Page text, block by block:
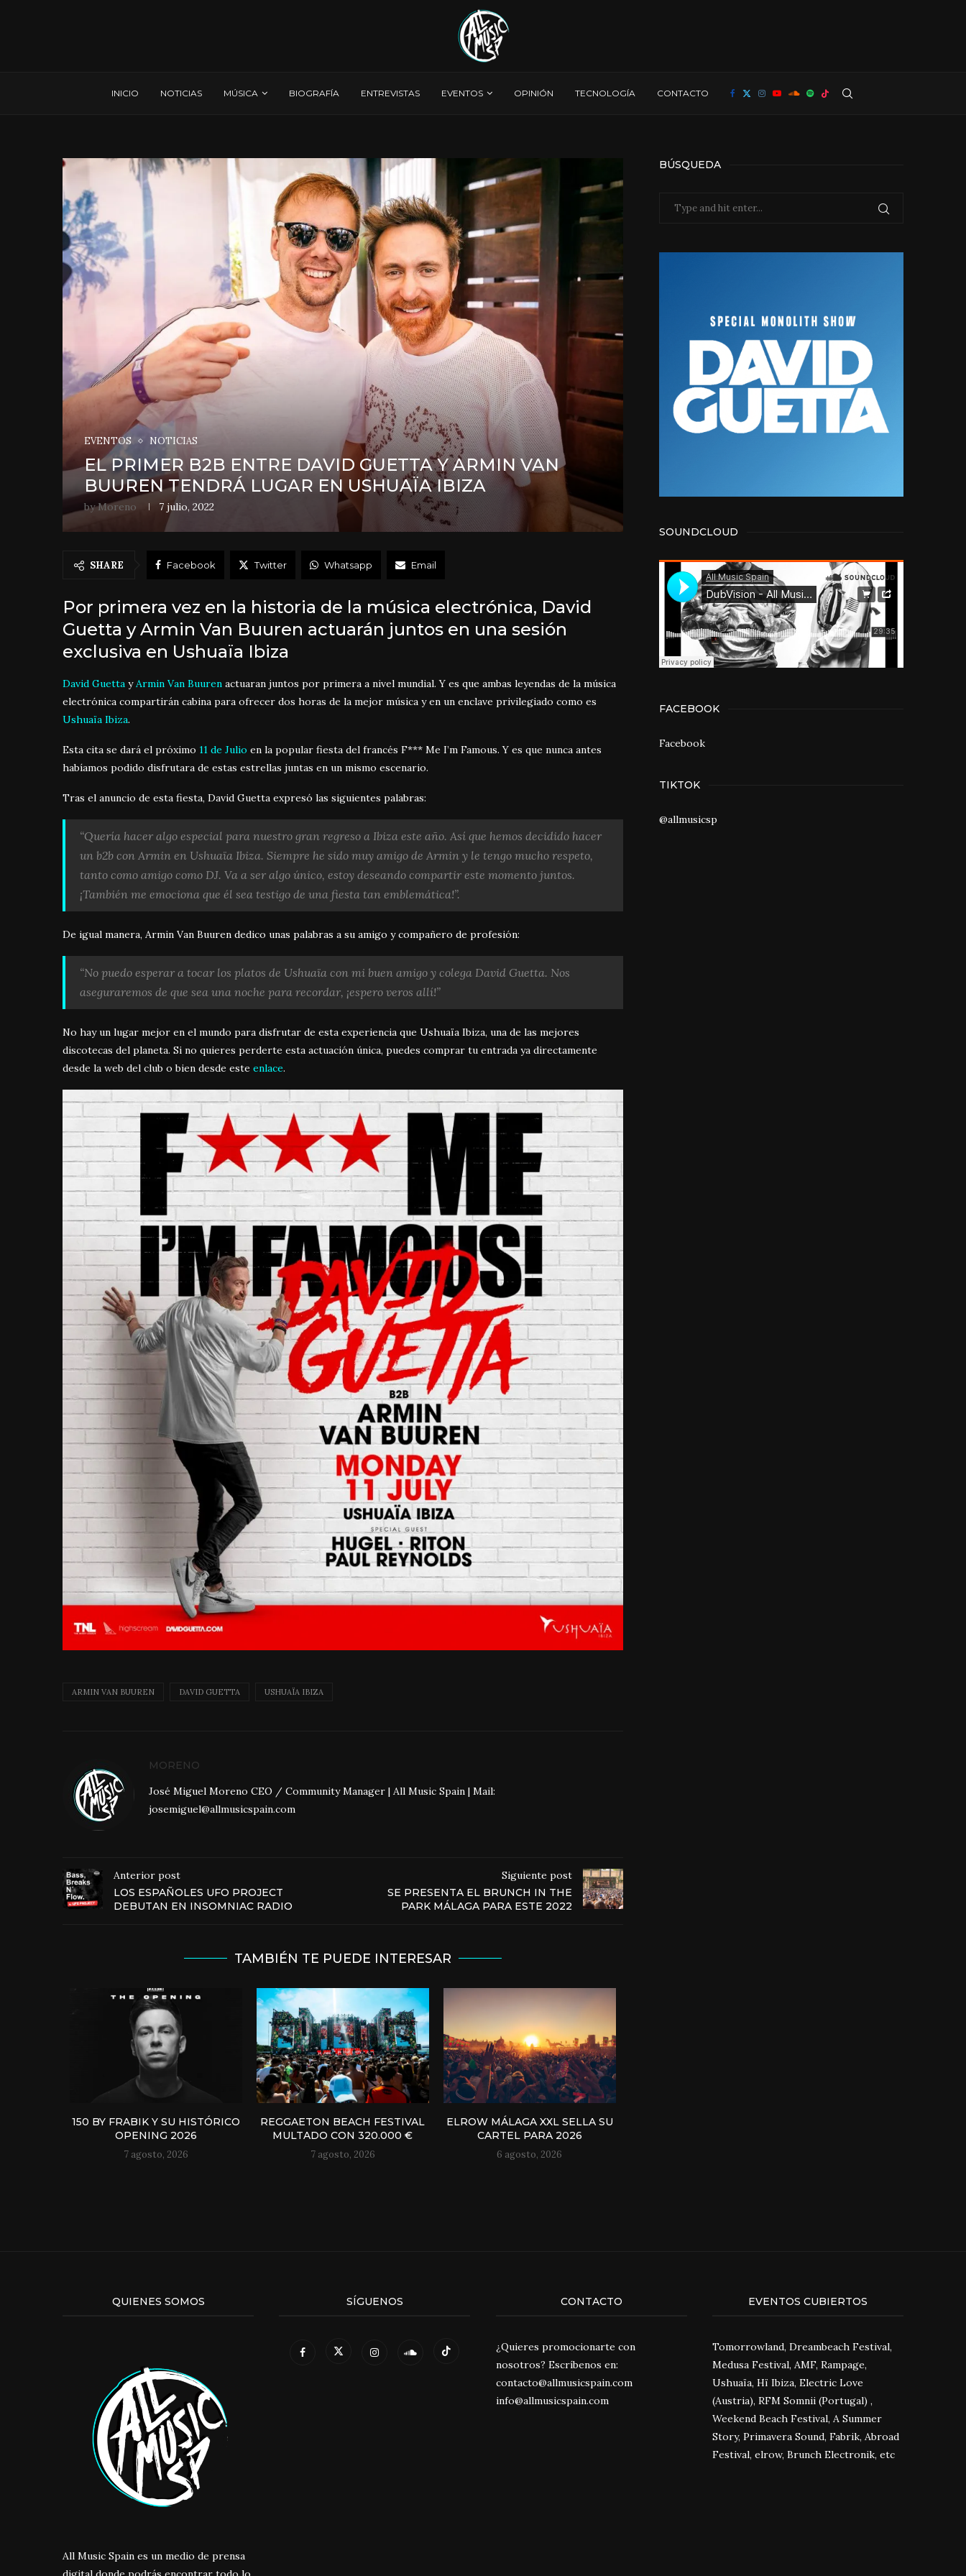
INICIO NOTICIAS MÚSICA BIOGRAFÍA ENTREVISTAS EVENTOS OPINIÓN TECNOLOGÍA CONTACTO
EVENTOS NOTICIAS
EL PRIMER B2B ENTRE DAVID GUETTA Y ARMIN VAN
BUUREN TENDRÁ LUGAR EN USHUAÏA IBIZA
byMoreno 7 julio, 2022
SHARE Facebook Twitter Whatsapp Email
Por primera vez en la historia de la música electrónica, David
Guetta y Armin Van Buuren actuarán juntos en una sesión
exclusiva en Ushuaïa Ibiza
David Guetta yArmin Van Buuren actuaran juntos por primera a nivel mundial. Y es que ambas leyendas de la música
electrónica compartirán cabina para ofrecer dos horas de la mejor música y en un enclave privilegiado como es
Ushuaïa Ibiza.
Esta cita se dará el próximo 11 de Julio en la popular fiesta del francés F*** Me I’m Famous. Y es que nunca antes
habíamos podido disfrutara de estas estrellas juntas en un mismo escenario.
Tras el anuncio de esta fiesta, David Guetta expresó las siguientes palabras:
“Quería hacer algo especial para nuestro gran regreso a Ibiza este año. Así que hemos decidido hacer
un b2b con Armin en Ushuaïa Ibiza. Siempre he sido muy amigo de Armin y le tengo mucho respeto,
tanto como amigo como DJ. Va a ser algo único, estoy deseando compartir este momento juntos.
¡También me emociona que él sea testigo de una fiesta tan emblemática!”.
De igual manera, Armin Van Buuren dedico unas palabras a su amigo y compañero de profesión:
“No puedo esperar a tocar los platos de Ushuaïa con mi buen amigo y colega David Guetta. Nos
aseguraremos de que sea una noche para recordar, ¡espero veros allí!”
No hay un lugar mejor en el mundo para disfrutar de esta experiencia que Ushuaïa Ibiza, una de las mejores
discotecas del planeta. Si no quieres perderte esta actuación única, puedes comprar tu entrada ya directamente
desde la web del club o bien desde este enlace.
ARMIN VAN BUUREN DAVID GUETTA USHUAÏA IBIZA
MORENO
José Miguel Moreno CEO / Community Manager | All Music Spain | Mail:
josemiguel@allmusicspain.com
Anterior post
LOS ESPAÑOLES UFO PROJECT
DEBUTAN EN INSOMNIAC RADIO
Siguiente post
SE PRESENTA EL BRUNCH IN THE
PARK MÁLAGA PARA ESTE 2022
TAMBIÉN TE PUEDE INTERESAR
150 BY FRABIK Y SU HISTÓRICO
OPENING 2026
7 agosto, 2026
REGGAETON BEACH FESTIVAL
MULTADO CON 320.000 €
7 agosto, 2026
ELROW MÁLAGA XXL SELLA SU
CARTEL PARA 2026
6 agosto, 2026
BÚSQUEDA
SOUNDCLOUD
FACEBOOK
Facebook
TIKTOK
@allmusicsp
QUIENES SOMOS
All Music Spain es un medio de prensa
SÍGUENOS CONTACTO
¿Quieres promocionarte con
nosotros? Escríbenos en:
contacto@allmusicspain.com
info@allmusicspain.com
EVENTOS CUBIERTOS
Tomorrowland, Dreambeach Festival,
Medusa Festival, AMF, Rampage,
Ushuaïa, Hï Ibiza, Electric Love
(Austria), RFM Somnii (Portugal) ,
Weekend Beach Festival, A Summer
Story, Primavera Sound, Fabrik, Abroad
Festival, elrow, Brunch Electronik, etc